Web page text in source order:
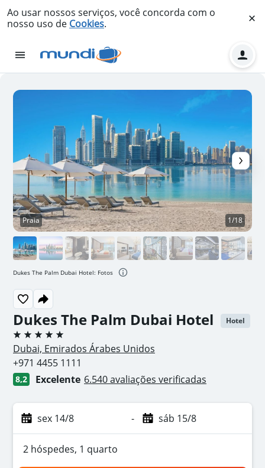
Ao usar nossos serviços, você concorda com o
nosso uso de Cookies.
Dukes The Palm Dubai Hotel Hotel
5 estrelas
Dubai, Emirados Árabes Unidos
+971 4455 1111
8,2 Excelente 6.540 avaliações verificadas
sex 14/8 - sáb 15/8
2 hóspedes, 1 quarto
Praia 1/18
Dukes The Palm Dubai Hotel: Fotos